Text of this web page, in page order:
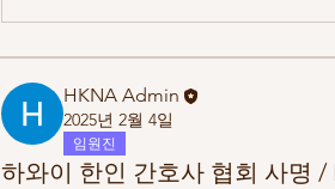
HKNA Admin
2025년 2월 4일
임원진
하와이 한인 간호사 협회 사명